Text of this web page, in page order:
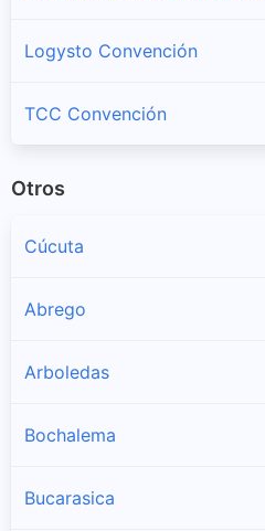
Logysto Convención
TCC Convención
Otros
Cúcuta
Abrego
Arboledas
Bochalema
Bucarasica